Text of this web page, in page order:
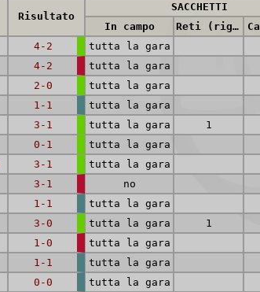
Risultato
SACCHETTI
In campo
Reti (rig.)
4-2
tutta la gara
4-2
tutta la gara
2-0
tutta la gara
1-1
tutta la gara
3-1 tutta la gara
1
0-1
tutta la gara
3-1
tutta la gara
3-1
no
1-1
tutta la gara
3-0 tutta la gara
1
1-0
tutta la gara
1-1
tutta la gara
0-0
tutta la gara